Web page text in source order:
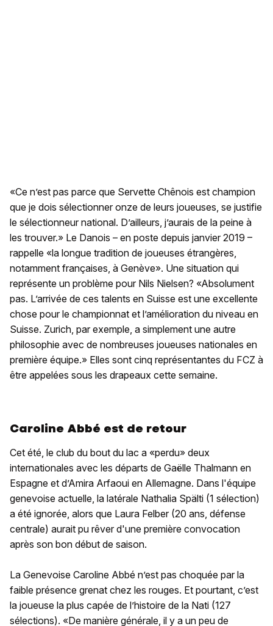
«Ce n’est pas parce que Servette Chênois est champion
que je dois sélectionner onze de leurs joueuses, se justifie
le sélectionneur national. D’ailleurs, j’aurais de la peine à
les trouver.» Le Danois – en poste depuis janvier 2019 –
rappelle «la longue tradition de joueuses étrangères,
notamment françaises, à Genève». Une situation qui
représente un problème pour Nils Nielsen? «Absolument
pas. L’arrivée de ces talents en Suisse est une excellente
chose pour le championnat et l’amélioration du niveau en
Suisse. Zurich, par exemple, a simplement une autre
philosophie avec de nombreuses joueuses nationales en
première équipe.» Elles sont cinq représentantes du FCZ à
être appelées sous les drapeaux cette semaine.
Caroline Abbé est de retour
Cet été, le club du bout du lac a «perdu» deux
internationales avec les départs de Gaëlle Thalmann en
Espagne et d’Amira Arfaoui en Allemagne. Dans l'équipe
genevoise actuelle, la latérale Nathalia Spälti (1 sélection)
a été ignorée, alors que Laura Felber (20 ans, défense
centrale) aurait pu rêver d'une première convocation
après son bon début de saison.
La Genevoise Caroline Abbé n’est pas choquée par la
faible présence grenat chez les rouges. Et pourtant, c’est
la joueuse la plus capée de l’histoire de la Nati (127
sélections). «De manière générale, il y a un peu de